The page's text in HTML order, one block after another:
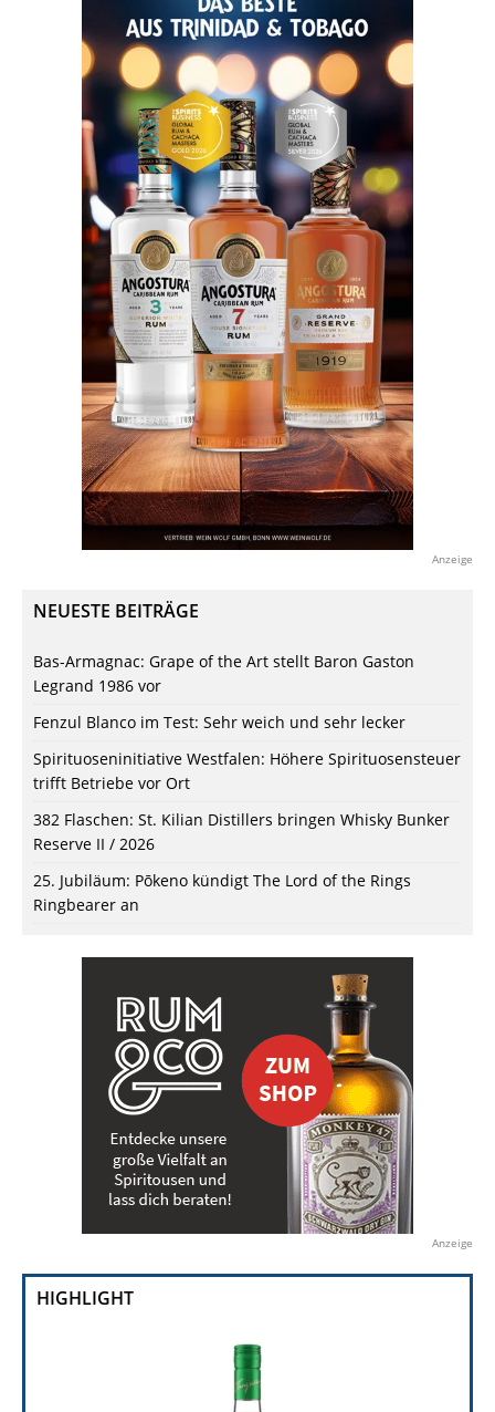
Anzeige
NEUESTE BEITRÄGE
Bas-Armagnac: Grape of the Art stellt Baron Gaston
Legrand 1986 vor
Fenzul Blanco im Test: Sehr weich und sehr lecker
Spirituoseninitiative Westfalen: Höhere Spirituosensteuer
trifft Betriebe vor Ort
382 Flaschen: St. Kilian Distillers bringen Whisky Bunker
Reserve II / 2026
25. Jubiläum: Pōkeno kündigt The Lord of the Rings
Ringbearer an
Anzeige
HIGHLIGHT